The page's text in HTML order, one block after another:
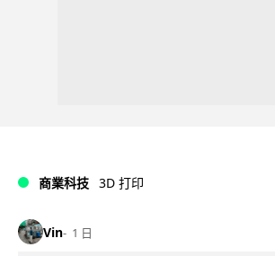
商業科技 3D 打印
Vin 1 日